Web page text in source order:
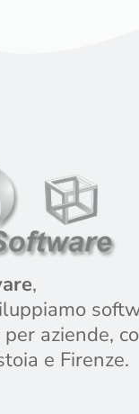
,
aziende,
e Firenze.